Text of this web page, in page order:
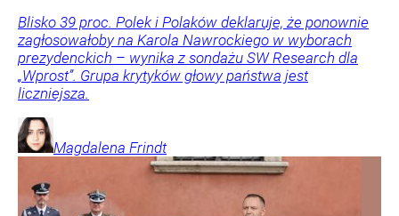
Blisko 39 proc. Polek i Polaków deklaruje, że ponownie
zagłosowałoby na Karola Nawrockiego w wyborach
prezydenckich – wynika z sondażu SW Research dla
„Wprost”. Grupa krytyków głowy państwa jest
liczniejsza.
Magdalena Frindt